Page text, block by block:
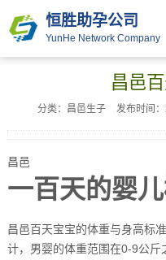
恒胜助孕公司
YunHe Network Company
昌邑
分类：昌邑生子 发布时间
昌邑
一百天的婴
昌邑百天宝宝的体重与身高标
计，男婴的体重范围在0-9公